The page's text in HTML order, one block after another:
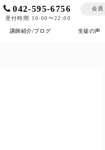
042-595-6756
受付時間 10:00〜22:00
会員
講師紹介/ブログ 生徒の声